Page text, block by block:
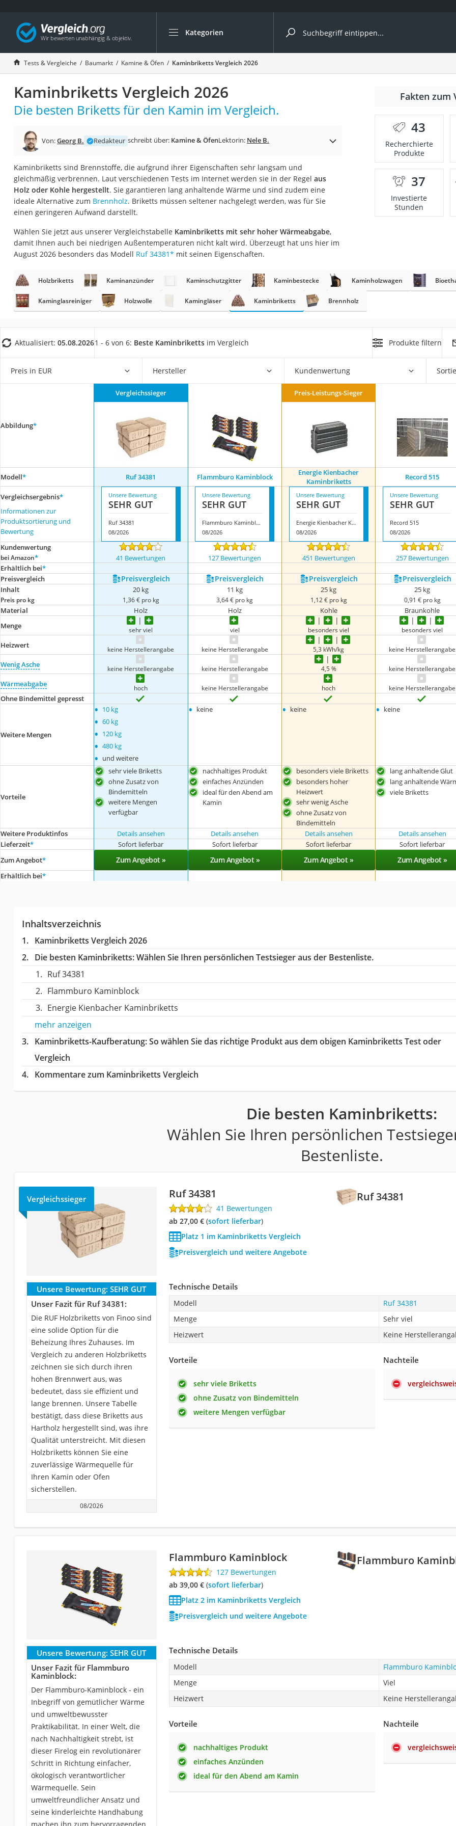
Kategorien
Die beliebtesten Vergleiche nach Kategorie
Baumarkt
Tresor feuerfest
Makita-Akku-Rasenmäher
Kappsäge
Akku-Rasentrimmer
Split-Klimaanlage 2 Innengeräte
Pelletofen
Bohrmaschine
Fliesenschneider
Hochdruckreiniger
Überwachungskamera
Benzinrasenmäher mit Elektrostart
Winterharte Palmen
Gasdurchlauferhitzer
Service
Tests & Vergleiche Baumarkt Kamine & Öfen Kaminbriketts Vergleich 2026
Kaminbriketts Vergleich 2026
Die besten Briketts für den Kamin im Vergleich.
Von:Georg B. Redakteur schreibt über: Kamine & ÖfenLektorin: Nele B.
Kaminbriketts sind Brennstoffe, die aufgrund ihrer Eigenschaften sehr langsam und
gleichmäßig verbrennen. Laut verschiedenen Tests im Internet werden sie in der Regel aus
Holz oder Kohle hergestellt. Sie garantieren lang anhaltende Wärme und sind zudem eine
ideale Alternative zum Brennholz. Briketts müssen seltener nachgelegt werden, was für Sie
einen geringeren Aufwand darstellt.
Wählen Sie jetzt aus unserer Vergleichstabelle Kaminbriketts mit sehr hoher Wärmeabgabe,
damit Ihnen auch bei niedrigen Außentemperaturen nicht kalt wird. Überzeugt hat uns hier im
August 2026 besonders das Modell Ruf 34381* mit seinen Eigenschaften.
Fakten zum
43
Recherchierte
Produkte
37
Investierte
Stunden
Holzbriketts Kaminanzünder Kaminschutzgitter Kaminbestecke Kaminholzwagen
Kaminglasreiniger Holzwolle Kamingläser Kaminbriketts Brennholz
Aktualisiert: 05.08.20261 - 6 von 6: Beste Kaminbriketts im Vergleich Produkte filtern
Preis in EUR Hersteller Kundenwertung
Abbildung*
Vergleichssieger Preis-Leistungs-Sieger
Modell* Ruf 34381 Flammburo Kaminblock
Energie Kienbacher
Kaminbriketts
Record 515
Vergleichsergebnis*
Informationen zur
Produktsortierung und
Bewertung
Unsere Bewertung
SEHR GUT
Ruf 34381
08/2026
Unsere Bewertung
SEHR GUT
Flammburo Kaminblock
08/2026
Unsere Bewertung
SEHR GUT
Energie Kienbacher Kaminbriketts
08/2026
Unsere Bewertung
SEHR GUT
Record 515
08/2026
Kundenwertung
bei Amazon* 41 Bewertungen 127 Bewertungen 451 Bewertungen
257 Bewertungen
Erhältlich bei*
Preis­vergleich
Preis­vergleich Preis­vergleich Preis­vergleich Preis­vergleich
Inhalt
Preis pro kg
20 kg
1,36 € pro kg
11 kg
3,64 € pro kg
25 kg
1,12 € pro kg
25 kg
0,91 € pro kg
Material Holz Holz Kohle
Braunkohle
Menge
sehr viel viel besonders viel besonders viel
Heizwert keine Herstellerangabe keine Herstellerangabe 5,3 kWh/kg keine Herstellerangabe
Wenig Asche keine Herstellerangabe keine Herstellerangabe 4,5 % keine Herstellerangabe
Wärmeabgabe hoch keine Herstellerangabe hoch keine Herstellerangabe
Ohne Bindemittel gepresst
Weitere Mengen
• 10 kg
• 60 kg
• 120 kg
• 480 kg
• und weitere
• keine • keine • keine
Vorteile
sehr viele Briketts
ohne Zusatz von
Bindemitteln
weitere Mengen
verfügbar
nachhaltiges Produkt
einfaches Anzünden
ideal für den Abend am
Kamin
besonders viele Briketts
besonders hoher
Heizwert
sehr wenig Asche
ohne Zusatz von
Bindemitteln
lang anhaltende Glut
lang anhaltende
viele Briketts
Weitere Produktinfos Details ansehen Details ansehen Details ansehen
Details ansehen
Lieferzeit* Sofort lieferbar Sofort lieferbar Sofort lieferbar
Sofort lieferbar
Zum Angebot* Zum Angebot » Zum Angebot » Zum Angebot » Zum Angebot »
Erhältlich bei*
Inhaltsverzeichnis
Kaminbriketts Vergleich 2026
Die besten Kaminbriketts:Wählen Sie Ihren persönlichen Testsieger aus der Bestenliste.
Ruf 34381
Flammburo Kaminblock
Energie Kienbacher Kaminbriketts
mehr anzeigen
Kaminbriketts-Kaufberatung: So wählen Sie das richtige Produkt aus dem obigen Kaminbriketts Test oder
Vergleich
Kommentare zum Kaminbriketts Vergleich
Die besten Kaminbriketts:
Wählen Sie Ihren persönlichen
Bestenliste.
Ruf 34381
Vergleichssieger Ruf 34381
41 Bewertungen
ab 27,00 €( Sofort lieferbar)
Platz 1 im Kaminbriketts Vergleich
Preisvergleich und weitere Angebote
Unsere Bewertung: SEHR GUT
Unser Fazit für Ruf 34381:
Die RUF Holzbriketts von Finoo sind
eine solide Option für die
Beheizung Ihres Zuhauses. Im
Vergleich zu anderen Holzbriketts
zeichnen sie sich durch ihren
hohen Brennwert aus, was
bedeutet, dass sie effizient und
lange brennen. Unsere Tabelle
bestätigt, dass diese Briketts aus
Hartholz hergestellt sind, was ihre
Qualität unterstreicht. Mit diesen
Holzbriketts können Sie eine
zuverlässige Wärmequelle für
Ihren Kamin oder Ofen
sicherstellen.
08/2026
Technische Details
Modell
Ruf 34381
Menge
Sehr viel
Heizwert
Keine
Vorteile
sehr viele Briketts
ohne Zusatz von Bindemitteln
weitere Mengen verfügbar
Nachteile
Flammburo
Flammburo Kaminblock
127 Bewertungen
ab 39,00 €( Sofort lieferbar)
Platz 2 im Kaminbriketts Vergleich
Preisvergleich und weitere Angebote
Unsere Bewertung: SEHR GUT
Unser Fazit für Flammburo
Kaminblock:
Der Flammburo-Kaminblock - ein
Inbegriff von gemütlicher Wärme
und umweltbewusster
Praktikabilität. In einer Welt, die
nach Nachhaltigkeit strebt, ist
dieser Firelog ein revolutionärer
Schritt in Richtung einfacher,
ökologisch verantwortlicher
Wärmequelle. Sein
umweltfreundlicher Ansatz und
seine kinderleichte Handhabung
machen ihn zum hervorragenden
Technische Details
Modell
Flammburo
Menge
Viel
Heizwert
Keine
Vorteile
nachhaltiges Produkt
einfaches Anzünden
ideal für den Abend am Kamin
Nachteile